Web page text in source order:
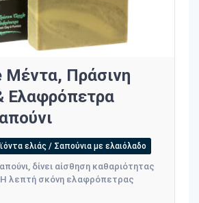
Μέντα, Πράσινη
Ελαφρόπετρα
ελιάς / Σαπούνια με ελαιόλαδο
δίνει αίσθηση καθαριότητας
λεπτή σκόνη ελαφρόπετρας